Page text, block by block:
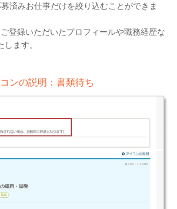
済みお仕事だけを絞り込むことができま
登録いただいたプロフィールや職務経歴な
ます。
ンの説明：書類待ち